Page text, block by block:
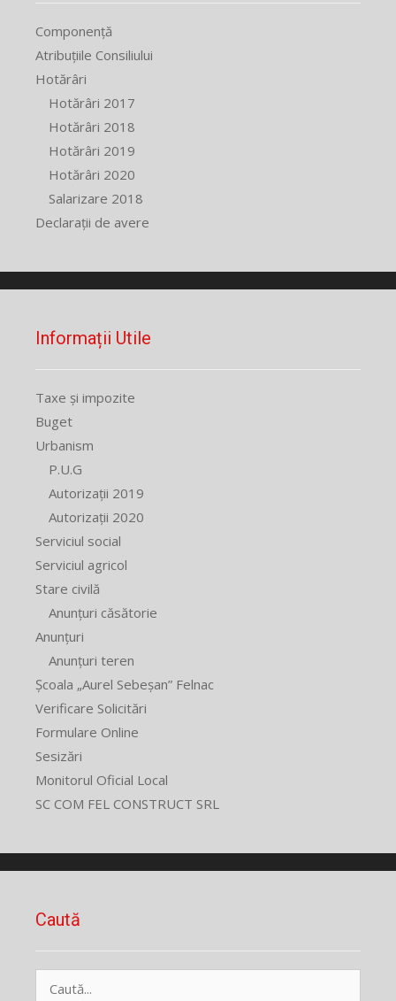
Componență
Atribuțiile Consiliului
Hotărâri
Hotărâri 2017
Hotărâri 2018
Hotărâri 2019
Hotărâri 2020
Salarizare 2018
Declarații de avere
Informații Utile
Taxe și impozite
Buget
Urbanism
P.U.G
Autorizații 2019
Autorizații 2020
Serviciul social
Serviciul agricol
Stare civilă
Anunțuri căsătorie
Anunțuri
Anunțuri teren
Școala „Aurel Sebeșan” Felnac
Verificare Solicitări
Formulare Online
Sesizări
Monitorul Oficial Local
SC COM FEL CONSTRUCT SRL
Caută
după: